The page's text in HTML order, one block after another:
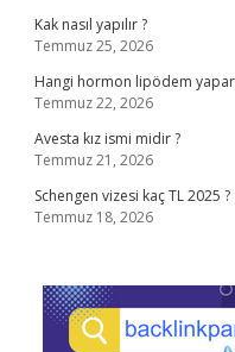
Kak nasıl yapılır ?
Temmuz 25, 2026
Hangi hormon lipödem yapar
Temmuz 22, 2026
Avesta kız ismi midir ?
Temmuz 21, 2026
Schengen vizesi kaç TL 2025 ?
Temmuz 18, 2026